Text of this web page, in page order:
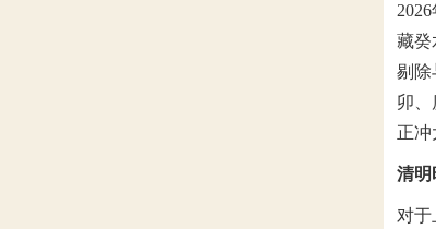
藏癸
剔除
卯
正冲
清明
对